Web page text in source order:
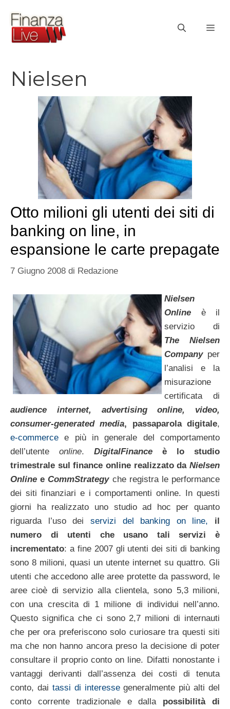
contenuto
Nielsen
Otto milioni gli utenti dei siti di
banking on line, in
espansione le carte prepagate
7 Giugno 2008 di Redazione
Nielsen
Online è il
servizio di
The Nielsen
Company per
l’analisi e la
misurazione
certificata di
audience internet, advertising online, video,
consumer-generated media, passaparola digitale,
e-commerce e più in generale del comportamento
dell’utente online. DigitalFinance è lo studio
trimestrale sul finance online realizzato daNielsen
Online eCommStrategyche registra le performance
dei siti finanziari e i comportamenti online. In questi
giorni ha realizzato uno studio ad hoc per quanto
riguarda l’uso dei servizi del banking on line,
il
numero di utenti che usano tali servizi è
incrementato: a fine 2007 gli utenti dei siti di banking
sono 8 milioni, quasi un utente internet su quattro. Gli
utenti che accedono alle aree protette da password, le
aree cioè di servizio alla clientela, sono 5,3 milioni,
con una crescita di 1 milione di individui nell’anno.
Questo significa che ci sono 2,7 milioni di internauti
che per ora preferiscono solo curiosare tra questi siti
ma che non hanno ancora preso la decisione di poter
consultare il proprio conto on line. Difatti nonostante i
vantaggi derivanti dall’assenza dei costi di tenuta
conto, dai tassi di interessegeneralmente più alti del
conto corrente tradizionale e dalla possibilità di